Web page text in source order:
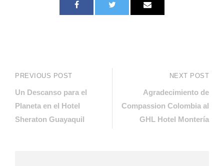
PREVIOUS POST
Un Descanso para el
Planeta en el Hotel
Sheraton Guayaquil
NEXT POST
Agradecimiento de
Compassion Colombia al
GHL Hotel Montería